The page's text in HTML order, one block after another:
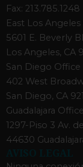
Fax: 213.785.1248
East Los
5601 E. Beverly
Los Angeles, CA
San Diego Office
402 West
San Diego, CA
Guadalajara Office
1297-Piso 3 Av.
44630